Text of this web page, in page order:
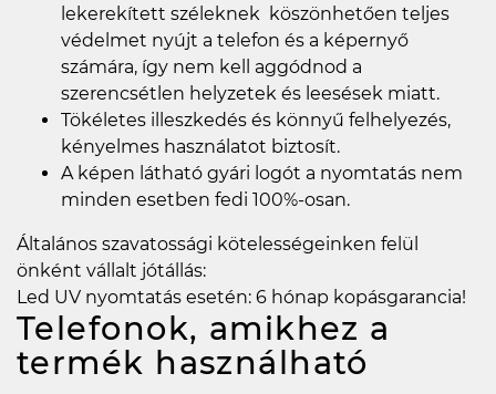
lekerekített széleknek köszönhetően teljes
védelmet nyújt a telefon és a képernyő
számára, így nem kell aggódnod a
szerencsétlen helyzetek és leesések miatt.
Tökéletes illeszkedés és könnyű felhelyezés,
kényelmes használatot biztosít.
A képen látható gyári logót a nyomtatás nem
minden esetben fedi 100%-osan.
Általános szavatossági kötelességeinken felül
önként vállalt jótállás:
Led UV nyomtatás esetén: 6 hónap kopásgarancia!
Telefonok, amikhez a
termék használható